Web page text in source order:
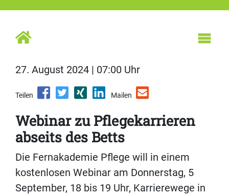
27. August 2024 | 07:00 Uhr
Teilen Mailen
Webinar zu Pflegekarrieren
abseits des Betts
Die Fernakademie Pflege will in einem
kostenlosen Webinar am Donnerstag, 5
September, 18 bis 19 Uhr, Karrierewege in